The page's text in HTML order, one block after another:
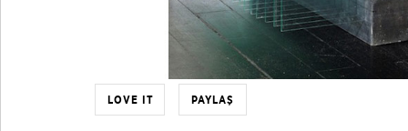
LOVE IT PAYLAŞ